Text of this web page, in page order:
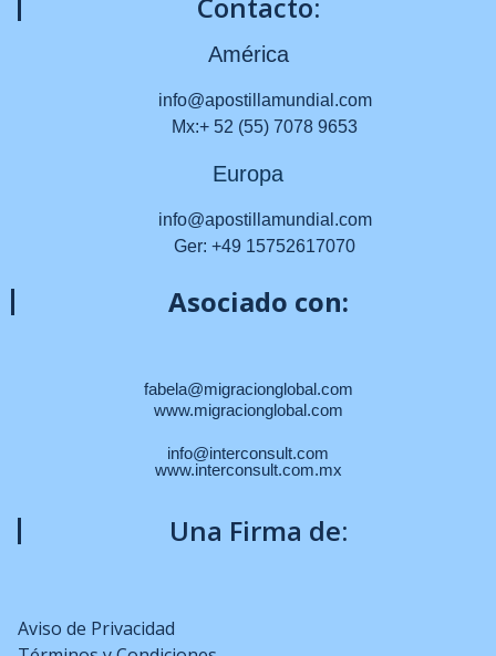
Contacto:
América
info@apostillamundial.com
Mx:+ 52 (55) 7078 9653
Europa
info@apostillamundial.com
Ger: +49 15752617070
Asociado con:
fabela@migracionglobal.com
www.migracionglobal.com
info@interconsult.com
www.interconsult.com.mx
Una Firma de:
Aviso de Privacidad